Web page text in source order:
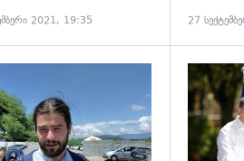
2021, 19:35 27
გადახედვა